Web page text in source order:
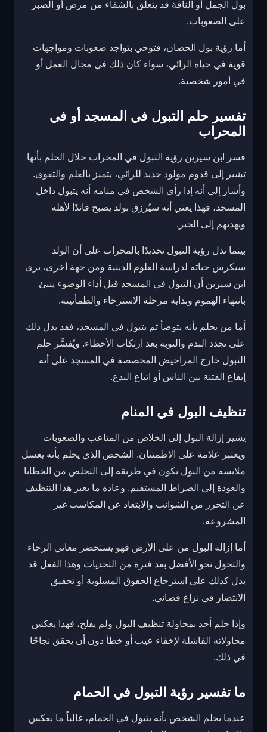
بول الجمل أو الناقة قد يتعلق بالشفاء من مرض أو الصبر
على الصعوبات.
أما رؤية بول الحصان، فتوحي بتواجد صعوبات ومواجهات
قوية في حياة الرائي، سواء كان ذلك في مجال العمل أو
في أمور شخصية.
تفسير حلم التبول في المسجد أو في
المحراب
فسر ابن سيرين رؤية التبول في المحراب خلال الحلم بأنها
تشير إلى قدوم مولود جديد للرائي، يتميز بالعلم والتقوى.
وأشار إلى أنه إذا رأى الشخص في منامه أنه يتبول داخل
المسجد، فهذا يعني أنه سيُرزق بولد يصبح قائدًا لأهله
ويهديهم إلى الخير.
بينما تدل رؤية التبول تحديدًا بالمحراب على أن الولد
سيكرس حياته لدراسة العلوم الدينية ومن جهة أخرى، يرى
ابن سيرين أن التبول في المسجد قبل أداء الوضوء ينبئ
بانتهاء الهموم وبداية مرحلة الاسترخاء والطمأنينة.
أما من يحلم بأنه يتوضأ ثم يتبول في المسجد، فقد يدل ذلك
على تجدد الندم والتوبة بعد ارتكاب الأخطاء. ويُفسَّر حلم
التبول خارج المراحيض المخصصة في المسجد على أنه
إيقاع الفتنة بين الناس أو اتباع البدع.
تنظيف البول في المنام
يشير إزالة البول إلى الخلاص من المتاعب والصعوبات
ويعتبر علامة على الاطمئنان. الشخص الذي يحلم بأنه يغسل
ملابسه من البول يكون في طريقه إلى التخلص من الخطايا
والعودة إلى الصراط المستقيم. وعادة ما يعبر هذا التنظيف
عن التحرر من الشوائب والابتعاد عن المكاسب غير
المشروعة.
أما إزالة البول من على الأرض فهو يستحضر معاني الرخاء
والتحول نحو الأفضل بعد فترة من التحديات وهذا الفعل قد
يدل كذلك على استرجاع الحقوق المسلوبة أو تحقيق
الانتصار في نزاع قضائي.
وإذا حلم أحد بمحاولة تنظيف البول ولم يفلح، فهذا يعكس
محاولاته الفاشلة لإخفاء عيب أو خطأ دون أن يحقق نجاحًا
في ذلك.
ما تفسير رؤية التبول في الحمام
عندما يحلم الشخص بأنه يتبول في الحمام، غالباً ما يعكس